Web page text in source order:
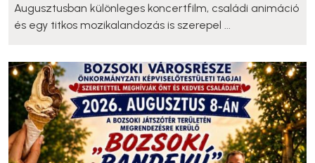
Augusztusban különleges koncertfilm, családi animáció
és egy titkos mozikalandozás is szerepel ...